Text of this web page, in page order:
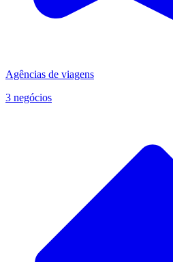
Agências de viagens
3 negócios